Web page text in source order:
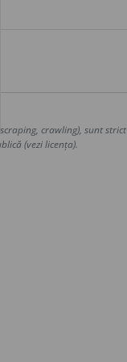
crawling), sunt strict
(vezi licența).